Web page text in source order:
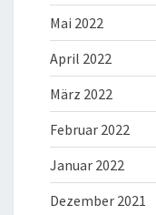
Mai 2022
April 2022
März 2022
Februar 2022
Januar 2022
Dezember 2021